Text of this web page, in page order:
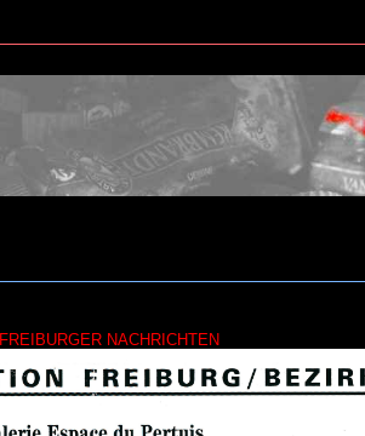
FREIBURGER NACHRICHTEN